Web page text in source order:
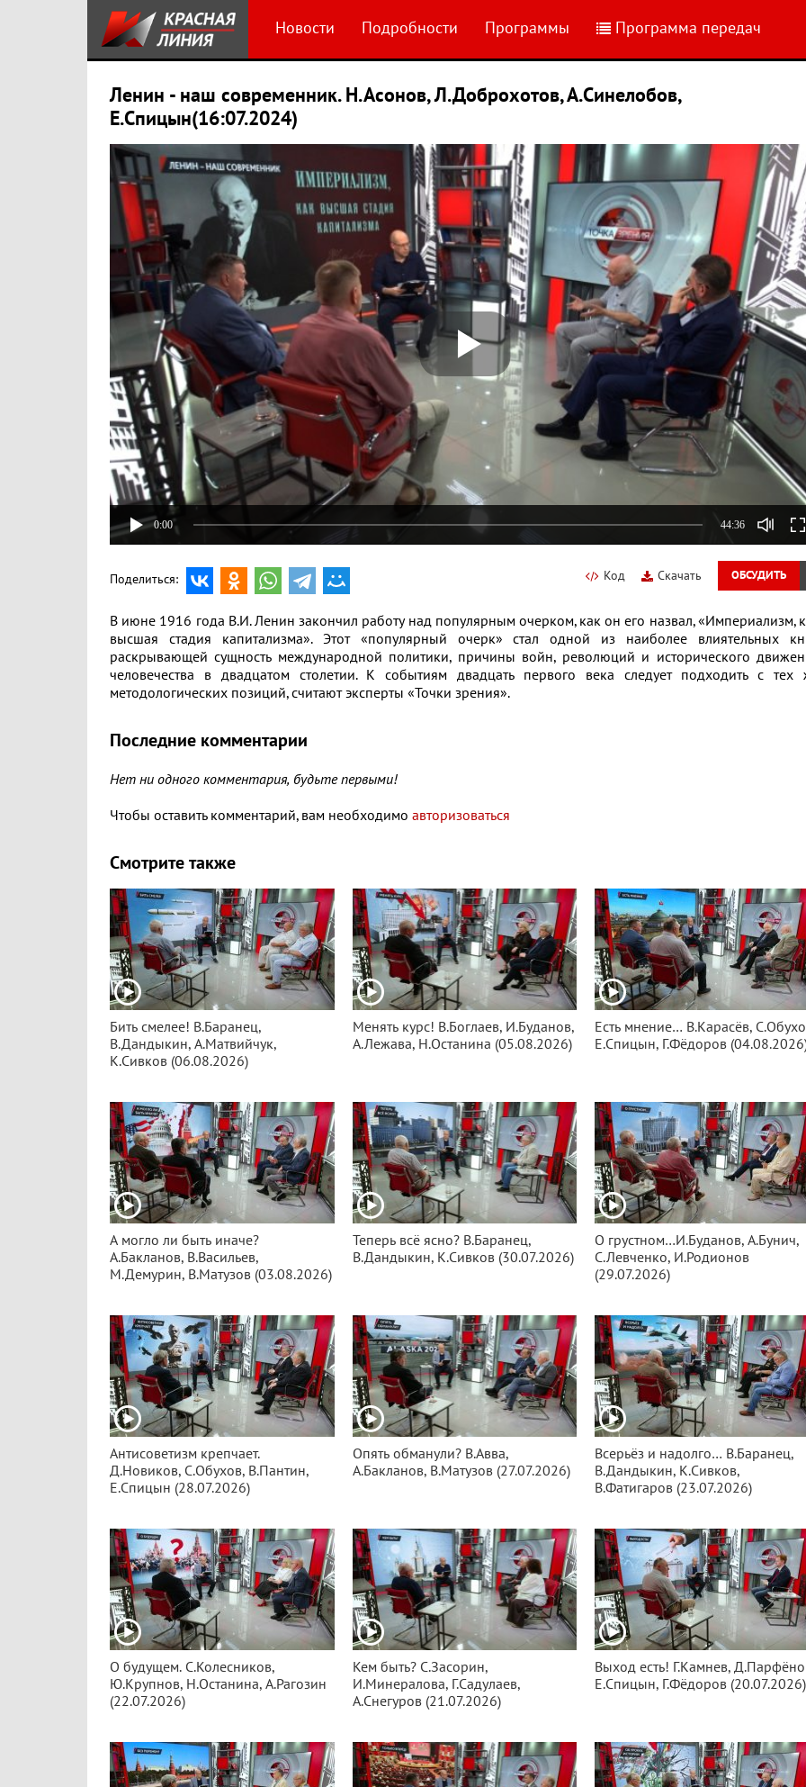
Новости Подробности Программы Программа передач
Ленин - наш современник. Н.Асонов, Л.Доброхотов, А.Синелобов,
Е.Спицын(16:07.2024)
0:00 44:36
ОБСУДИТЬ
Скачать
Код
Поделиться:
В июне 1916 года В.И. Ленин закончил работу над популярным очерком, как он его назвал, «Империализм,
высшая стадия капитализма». Этот «популярный очерк» стал одной из наиболее влиятельных
раскрывающей сущность международной политики, причины войн, революций и исторического
человечества в двадцатом столетии. К событиям двадцать первого века следует подходить с тех
методологических позиций, считают эксперты «Точки зрения».
Последние комментарии
Нет ни одного комментария, будьте первыми!
Чтобы оставить комментарий, вам необходимо авторизоваться
Смотрите также
Бить смелее! В.Баранец,
В.Дандыкин, А.Матвийчук,
К.Сивков (06.08.2026)
Менять курс! В.Боглаев, И.Буданов,
А.Лежава, Н.Останина (05.08.2026)
Есть мнение… В.Карасёв,
Е.Спицын, Г.Фёдоров
А могло ли быть иначе?
А.Бакланов, В.Васильев,
М.Демурин, В.Матузов (03.08.2026)
Теперь всё ясно? В.Баранец,
В.Дандыкин, К.Сивков (30.07.2026)
О грустном…И.Буданов, А.Бунич,
С.Левченко, И.Родионов
(29.07.2026)
Антисоветизм крепчает.
Д.Новиков, С.Обухов, В.Пантин,
Е.Спицын (28.07.2026)
Опять обманули? В.Авва,
А.Бакланов, В.Матузов (27.07.2026)
Всерьёз и надолго… В.Баранец,
В.Дандыкин, К.Сивков,
В.Фатигаров (23.07.2026)
О будущем. С.Колесников,
Ю.Крупнов, Н.Останина, А.Рагозин
(22.07.2026)
Кем быть? С.Засорин,
И.Минералова, Г.Садулаев,
А.Снегуров (21.07.2026)
Выход есть! Г.Камнев,
Е.Спицын, Г.Фёдоров (20.07.2026)